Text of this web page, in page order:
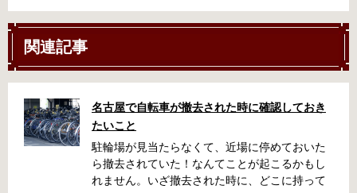
関連記事
名古屋で自転車が撤去された時に確認しておき
たいこと
駐輪場が見当たらなくて、近場に停めておいた
ら撤去されていた！なんてことが起こるかもし
れません。いざ撤去された時に、どこに持って